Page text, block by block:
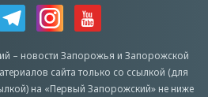
– новости Запорожья и Запорожской
сайта только со ссылкой (для
на «Первый Запорожский» не ниже